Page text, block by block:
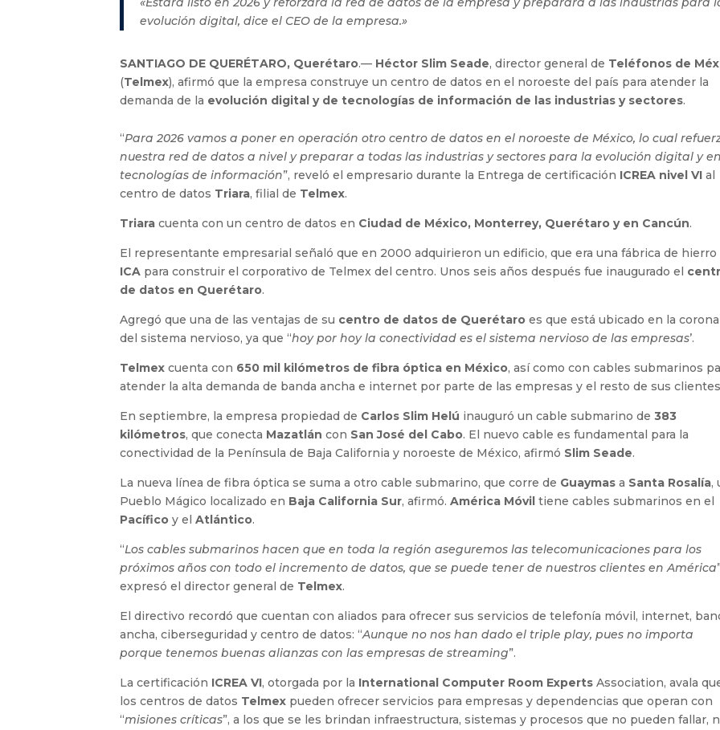
evolución digital, dice el CEO de la empresa.»
SANTIAGO DE QUERÉTARO, Querétaro.— Héctor Slim Seade, director general de Teléfonos de
(Telmex), afirmó que la empresa construye un centro de datos en el noroeste del país para atender la
demanda de la evolución digital y de tecnologías de información de las industrias y sectores.
“Para 2026 vamos a poner en operación otro centro de datos en el noroeste de México, lo cual
nuestra red de datos a nivel y preparar a todas las industrias y sectores para la evolución digital y en
tecnologías de información”, reveló el empresario durante la Entrega de certificación ICREA nivel VI al
centro de datos Triara, filial de Telmex.
Triara cuenta con un centro de datos en Ciudad de México, Monterrey, Querétaro y en Cancún.
El representante empresarial señaló que en 2000 adquirieron un edificio, que era una fábrica de hierro
ICA para construir el corporativo de Telmex del centro. Unos seis años después fue inaugurado el
de datos en Querétaro.
Agregó que una de las ventajas de su centro de datos de Querétaro es que está ubicado en la
del sistema nervioso, ya que “hoy por hoy la conectividad es el sistema nervioso de las empresas’.
Telmex cuenta con 650 mil kilómetros de fibra óptica en México, así como con cables submarinos
atender la alta demanda de banda ancha e internet por parte de las empresas y el resto de sus
En septiembre, la empresa propiedad de Carlos Slim Helú inauguró un cable submarino de383
kilómetros, que conecta Mazatlán con San José del Cabo. El nuevo cable es fundamental para la
conectividad de la Península de Baja California y noroeste de México, afirmó Slim Seade.
La nueva línea de fibra óptica se suma a otro cable submarino, que corre de Guaymas a Santa Rosalía,
Pueblo Mágico localizado en Baja California Sur, afirmó.América Móvil tiene cables submarinos en el
Pacífico y elAtlántico.
“Los cables submarinos hacen que en toda la región aseguremos las telecomunicaciones para los
próximos años con todo el incremento de datos, que se puede tener de nuestros clientes en América
expresó el director general de Telmex.
El directivo recordó que cuentan con aliados para ofrecer sus servicios de telefonía móvil, internet,
ancha, ciberseguridad y centro de datos: “Aunque no nos han dado el triple play, pues no importa
porque tenemos buenas alianzas con las empresas de streaming”.
La certificación ICREA VI, otorgada por la International Computer Room Experts Association, avala
los centros de datos Telmex pueden ofrecer servicios para empresas y dependencias que operan con
“misiones críticas”, a los que se les brindan infraestructura, sistemas y procesos que no pueden fallar,